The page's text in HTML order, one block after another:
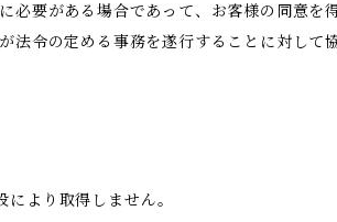
必要がある場合であって、お客様の同意を
法令の定める事務を遂行することに対し
より取得しません。